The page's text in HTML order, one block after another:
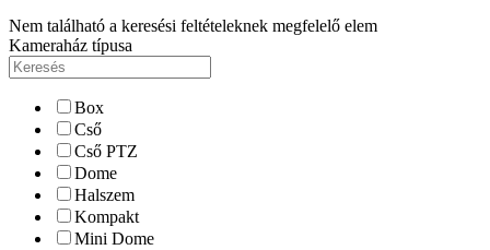
Nem található a keresési feltételeknek megfelelő elem
Kameraház típusa
Box
Cső
Cső PTZ
Dome
Halszem
Kompakt
Mini Dome